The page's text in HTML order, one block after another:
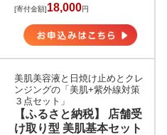
[寄付金額]18,000円
美肌美容液と日焼け止めとクレ
ンジングの「美肌+紫外線対策
３点セット」
【ふるさと納税】 店舗受
け取り型 美肌基本セット